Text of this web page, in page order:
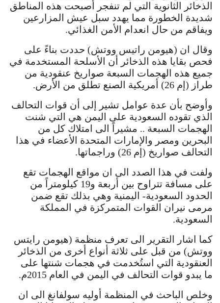
الذخائر الثانوية التي لم تنفجر أصبحت هذه المناطق
شديدة الخطورة مما يهدد سبل عيش المزارعين
ويفاقم من حال انعدام الأمن الغذائي.
وقال ان (هيومن راتيس ووتش) حددت بناءً على
فحص بقايا هذه الذخائر أن الأسلحة المستخدمة في
جميع هذه الهجمات السبعة صواريخ عنقودية من
طراز (إم 26) أمريكية الصنع تطلق من الأرض.
وأوضح بأن عدة عوامل تشير إلى أن قوات التحالف
الذي تقوده السعودية على اليمن هي التي شنت
الهجمات السبعة .. مشيراً الى امتلاك كل من
البحرين ومصر والإمارات المتحدة الأعضاء في هذا
التحالف صواريخ (إم 26) وراجماتها.
ولفت في هذا الصدد الى ان مواقع الهجمات تقع
على مسافة تتراوح بين أربعة و19 كيلومتراً من
الحدود السعودية- اليمنية وهي بذلك تقع ضمن
مرمى نيران القوات المتمركزة في المملكة
السعودية.
كما اشار التقرير الى تعرف منظمة (هيومن رايتس
ووتش) من قبل على ثلاثة أنواع أخرى من الذخائر
العنقودية التي استُخدمت في هجمات شنتها على
ما يبدو قوات التحالف في اليمن في العام 2015م.
وخلص الباحث في المنظمة أوليه سولفانغ الى ان